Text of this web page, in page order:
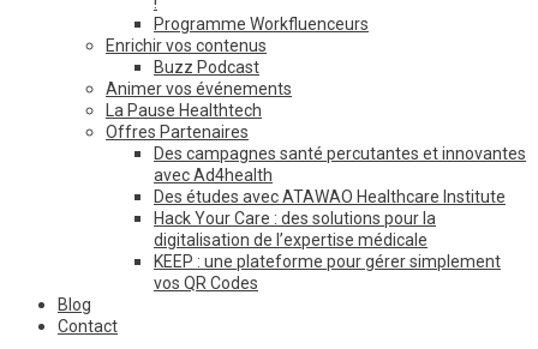
Programme Workfluenceurs
Enrichir vos contenus
Buzz Podcast
Animer vos événements
La Pause Healthtech
Offres Partenaires
Des campagnes santé percutantes et innovantes
avec Ad4health
Des études avec ATAWAO Healthcare Institute
Hack Your Care : des solutions pour la
digitalisation de l’expertise médicale
KEEP : une plateforme pour gérer simplement
vos QR Codes
Blog
Contact